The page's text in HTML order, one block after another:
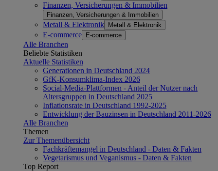
Finanzen, Versicherungen & Immobilien
Finanzen, Versicherungen & Immobilien
Metall & Elektronik Metall & Elektronik
E-commerce E-commerce
Alle Branchen
Beliebte Statistiken
Aktuelle Statistiken
Generationen in Deutschland 2024
GfK-Konsumklima-Index 2026
Social-Media-Plattformen - Anteil der Nutzer nach
Altersgruppen in Deutschland 2025
Inflationsrate in Deutschland 1992-2025
Entwicklung der Bauzinsen in Deutschland 2011-2026
Alle Branchen
Themen
Zur Themenübersicht
Fachkräftemangel in Deutschland - Daten & Fakten
Vegetarismus und Veganismus - Daten & Fakten
Top Report